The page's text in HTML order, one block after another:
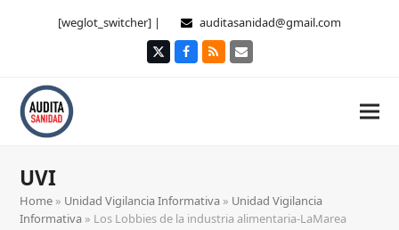
[weglot_switcher] | auditasanidad@gmail.com
TwitterFacebook
RSS Correo
UVI
Home » Unidad Vigilancia Informativa » Unidad Vigilancia
Informativa » Los Lobbies de la industria alimentaria-LaMarea